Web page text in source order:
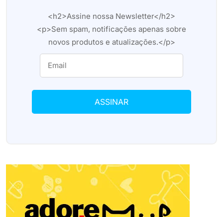
<h2>Assine nossa Newsletter</h2>
<p>Sem spam, notificações apenas sobre
novos produtos e atualizações.</p>
ASSINAR